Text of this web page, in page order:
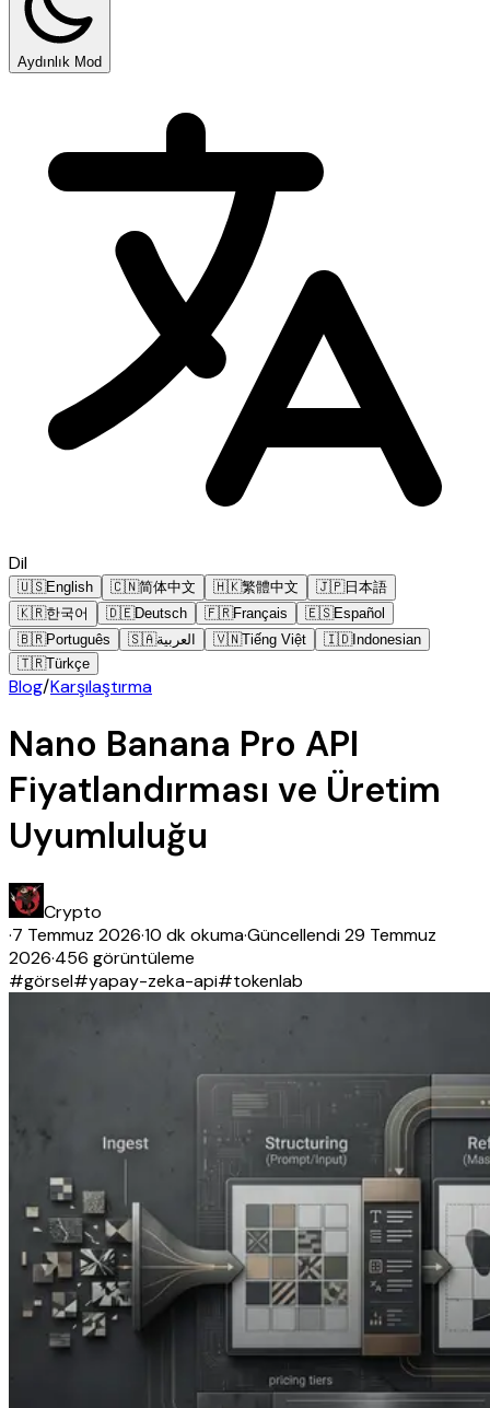
Aydınlık Mod
Dil
🇺🇸English 🇨🇳简体中文 🇭🇰繁體中文 🇯🇵日本語
🇰🇷한국어 🇩🇪Deutsch 🇫🇷Français 🇪🇸Español
🇧🇷Português 🇸🇦العربية 🇻🇳Tiếng Việt 🇮🇩Indonesian
🇹🇷Türkçe
Blog/Karşılaştırma
Nano Banana Pro API
Fiyatlandırması ve Üretim
Uyumluluğu
Crypto
·7 Temmuz 2026·10 dk okuma·Güncellendi29 Temmuz
2026·456 görüntüleme
#görsel#yapay-zeka-api#tokenlab